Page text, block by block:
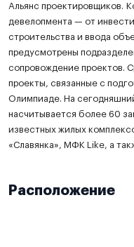
Альянс проектировщиков.
девелопмента — от
строительства и ввода
предусмотрены
сопровождение проектов.
проекты, связанные с
Олимпиаде. На
насчитывается более 60
известных жилых
«Славянка», МФК Like, а
Расположение